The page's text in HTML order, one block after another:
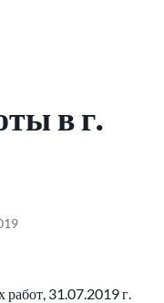
в г.
работ, 31.07.2019 г.